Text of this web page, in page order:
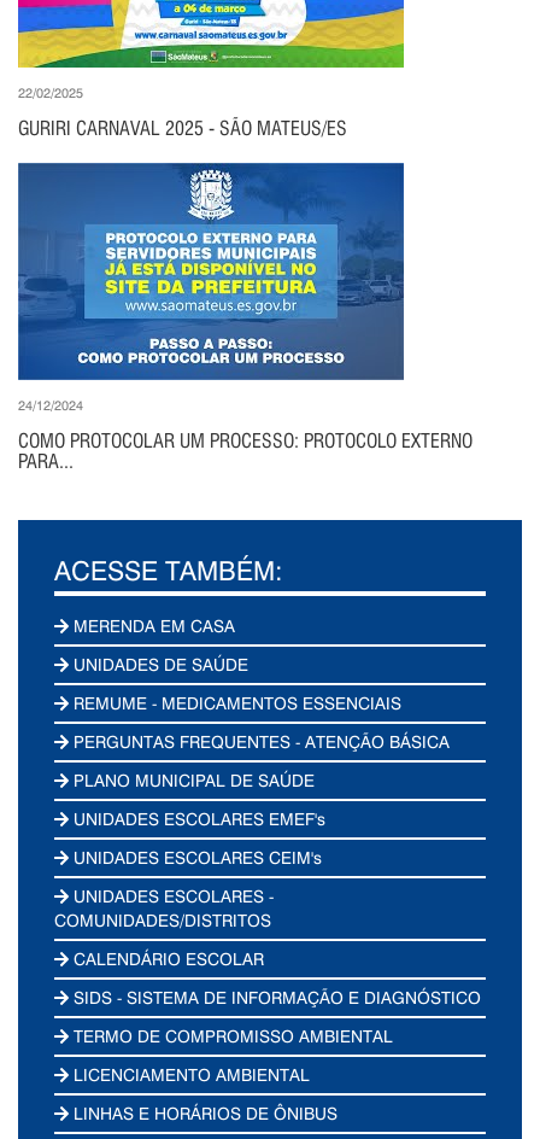
22/02/2025
GURIRI CARNAVAL 2025 - SÃO MATEUS/ES
24/12/2024
COMO PROTOCOLAR UM PROCESSO: PROTOCOLO EXTERNO
PARA...
ACESSE TAMBÉM:
MERENDA EM CASA
UNIDADES DE SAÚDE
REMUME - MEDICAMENTOS ESSENCIAIS
PERGUNTAS FREQUENTES - ATENÇÃO BÁSICA
PLANO MUNICIPAL DE SAÚDE
UNIDADES ESCOLARES EMEF's
UNIDADES ESCOLARES CEIM's
UNIDADES ESCOLARES -
COMUNIDADES/DISTRITOS
CALENDÁRIO ESCOLAR
SIDS - SISTEMA DE INFORMAÇÃO E DIAGNÓSTICO
TERMO DE COMPROMISSO AMBIENTAL
LICENCIAMENTO AMBIENTAL
LINHAS E HORÁRIOS DE ÔNIBUS